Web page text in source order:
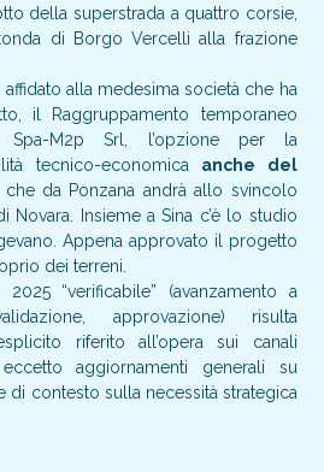
della superstrada a quattro corsie,
di Borgo Vercelli alla frazione
alla medesima società che ha
il Raggruppamento temporaneo
Spa-M2p Srl, l’opzione per la
tecnico-economica anche del
da Ponzana andrà allo svincolo
Novara. Insieme a Sina c’è lo studio
Appena approvato il progetto
dei terreni.
2025 “verificabile” (avanzamento a
approvazione) risulta
riferito all’opera sui canali
aggiornamenti generali su
di contesto sulla necessità strategica